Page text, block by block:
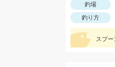
釣場
釣り方
スプ